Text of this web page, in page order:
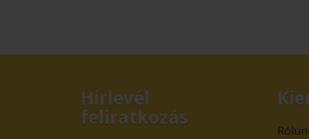
Hírlevél
feliratkozás